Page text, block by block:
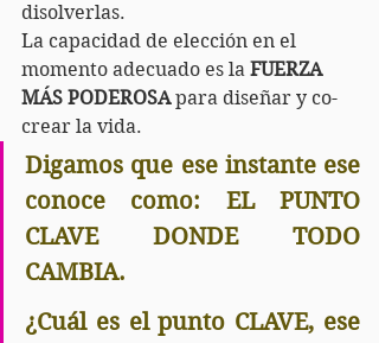
disolverlas.
La capacidad de elección en el
momento adecuado es la FUERZA
MÁS PODEROSA para diseñar y co-
crear la vida.
Digamos que ese instante ese
conoce como: EL PUNTO
CLAVE DONDE TODO
CAMBIA.
¿Cuál es el punto CLAVE, ese